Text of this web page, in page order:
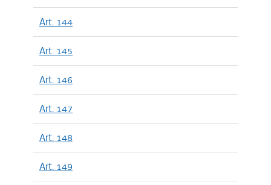
Art. 144
Art. 145
Art. 146
Art. 147
Art. 148
Art. 149